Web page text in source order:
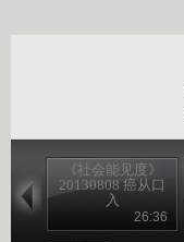
《社会能见度》
20130808 癌从口
入
26:36